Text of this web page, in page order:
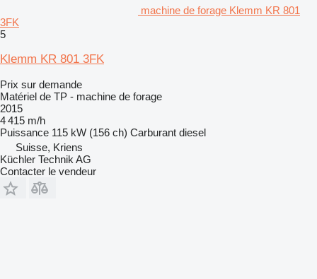
machine de forage Klemm KR 801
3FK
5
Klemm KR 801 3FK
Prix sur demande
Matériel de TP - machine de forage
2015
4 415 m/h
Puissance 115 kW (156 ch) Carburant diesel
Suisse, Kriens
Küchler Technik AG
Contacter le vendeur